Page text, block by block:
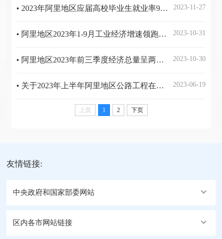
2023-11-27
• 2023年阿里地区应届高校毕业生就业率99.51%
2023-10-31
• 阿里地区2023年1-9月工业经济增速领跑全区
2023-10-30
• 阿里地区2023年前三季度经济总量呈两位数增长 位居全区第二
2023-06-19
• 关于2023年上半年阿里地区公路工程在建项目质量监管工作情况的公示
上页 1 2 下页
友情链接:
中央政府和国家部委网站
区内各市网站链接